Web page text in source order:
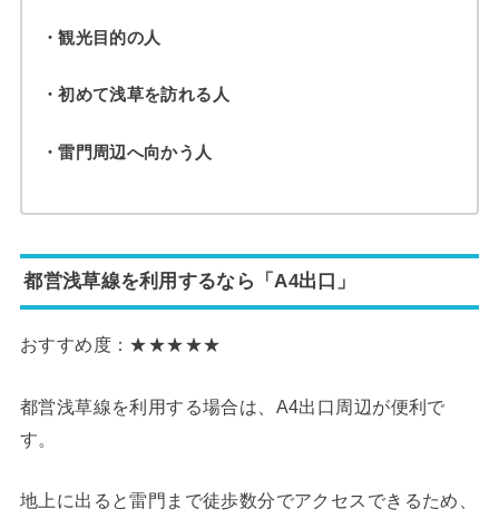
・観光目的の人
・初めて浅草を訪れる人
・雷門周辺へ向かう人
都営浅草線を利用するなら「A4出口」
おすすめ度：★★★★★
都営浅草線を利用する場合は、A4出口周辺が便利で
す。
地上に出ると雷門まで徒歩数分でアクセスできるため、